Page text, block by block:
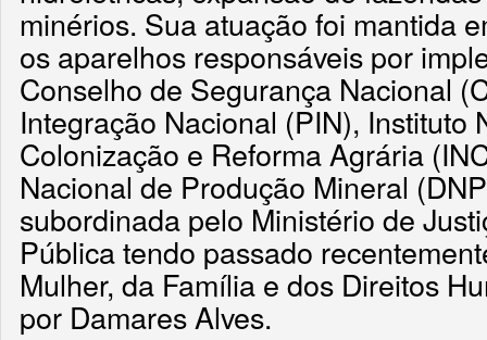
minérios. Sua atuação foi mantida
os aparelhos responsáveis por
Conselho de Segurança Nacional
Integração Nacional (PIN), Instituto
Colonização e Reforma Agrária
Nacional de Produção Mineral
subordinada pelo Ministério de
Pública tendo passado
Mulher, da Família e dos Direitos
por Damares Alves.